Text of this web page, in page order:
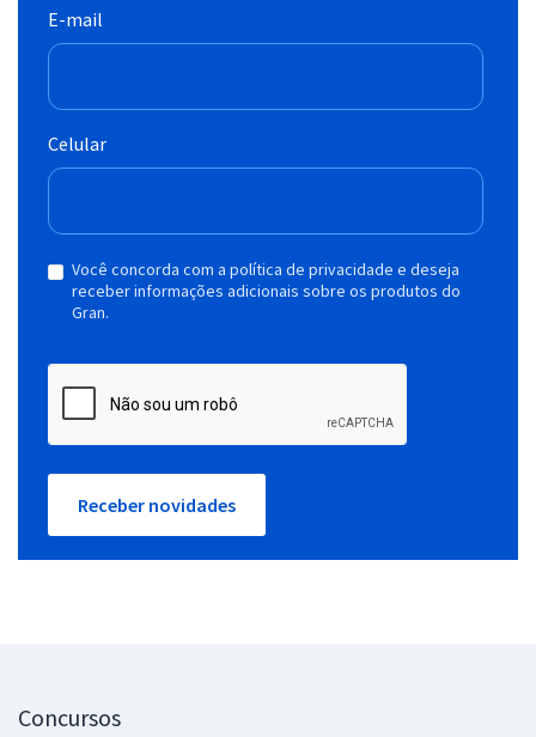
E-mail
Celular
Você concorda com a política de privacidade e deseja
receber informações adicionais sobre os produtos do
Gran.
Receber novidades
Concursos